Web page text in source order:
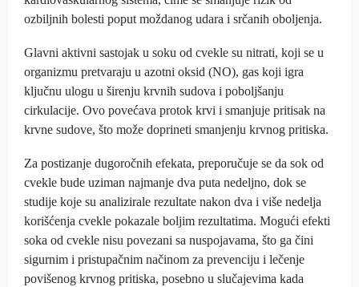
ozbiljnih bolesti poput moždanog udara i srčanih oboljenja.
Glavni aktivni sastojak u soku od cvekle su nitrati, koji se u
organizmu pretvaraju u azotni oksid (NO), gas koji igra
ključnu ulogu u širenju krvnih sudova i poboljšanju
cirkulacije. Ovo povećava protok krvi i smanjuje pritisak na
krvne sudove, što može doprineti smanjenju krvnog pritiska.
Za postizanje dugoročnih efekata, preporučuje se da sok od
cvekle bude uziman najmanje dva puta nedeljno, dok se
studije koje su analizirale rezultate nakon dva i više nedelja
korišćenja cvekle pokazale boljim rezultatima. Mogući efekti
soka od cvekle nisu povezani sa nuspojavama, što ga čini
sigurnim i pristupačnim načinom za prevenciju i lečenje
povišenog krvnog pritiska, posebno u slučajevima kada